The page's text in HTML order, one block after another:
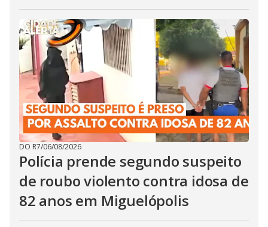
DO R7/06/08/2026
Polícia prende segundo suspeito
de roubo violento contra idosa de
82 anos em Miguelópolis